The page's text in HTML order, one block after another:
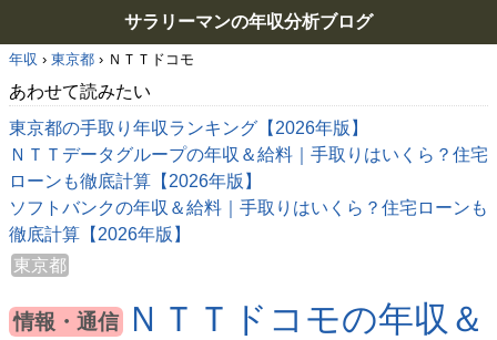
サラリーマンの年収分析ブログ
年収 › 東京都 › ＮＴＴドコモ
あわせて読みたい
東京都の手取り年収ランキング【2026年版】
ＮＴＴデータグループの年収＆給料｜手取りはいくら？住宅
ローンも徹底計算【2026年版】
ソフトバンクの年収＆給料｜手取りはいくら？住宅ローンも
徹底計算【2026年版】
東京都
情報・通信
ＮＴＴドコモの年収＆